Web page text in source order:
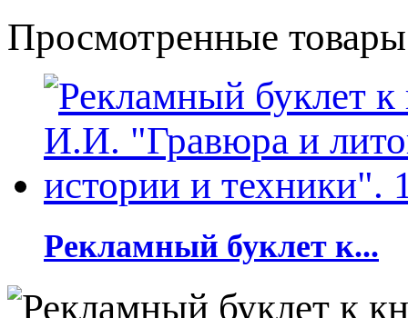
Просмотренные товары
Рекламный буклет к...